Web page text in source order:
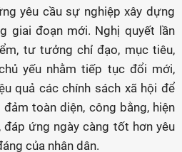
yêu cầu sự nghiệp xây dựng
giai đoạn mới. Nghị quyết lần
tư tưởng chỉ đạo, mục tiêu,
yếu nhằm tiếp tục đổi mới,
quả các chính sách xã hội để
toàn diện, công bằng, hiện
đáp ứng ngày càng tốt hơn yêu
của nhân dân.